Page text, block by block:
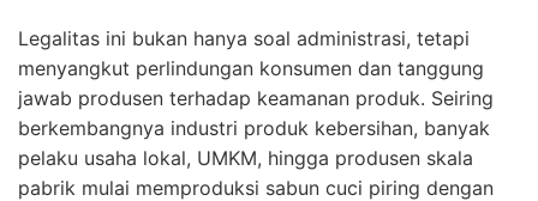
Legalitas ini bukan hanya soal administrasi, tetapi
menyangkut perlindungan konsumen dan tanggung
jawab produsen terhadap keamanan produk. Seiring
berkembangnya industri produk kebersihan, banyak
pelaku usaha lokal, UMKM, hingga produsen skala
pabrik mulai memproduksi sabun cuci piring dengan